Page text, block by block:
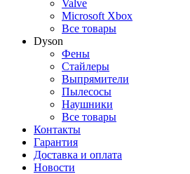
Valve
Microsoft Xbox
Все товары
Dyson
Фены
Стайлеры
Выпрямители
Пылесосы
Наушники
Все товары
Контакты
Гарантия
Доставка и оплата
Новости